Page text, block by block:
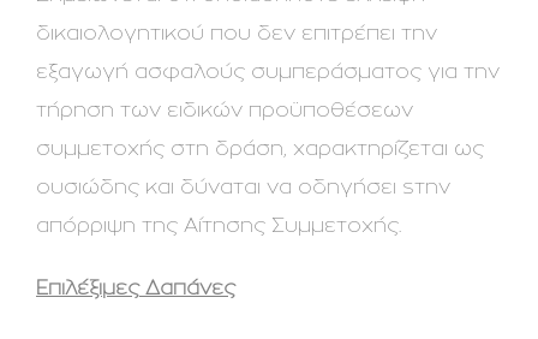
δικαιολογητικού που δεν επιτρέπει την
εξαγωγή ασφαλούς συμπεράσματος για την
τήρηση των ειδικών προϋποθέσεων
συμμετοχής στη δράση, χαρακτηρίζεται ως
ουσιώδης και δύναται να οδηγήσει sτην
απόρριψη της Αίτησης Συμμετοχής.
Επιλέξιμες Δαπάνες